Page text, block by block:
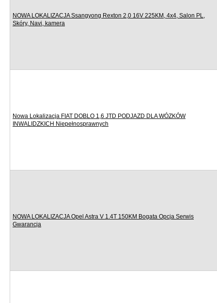
NOWA LOKALIZACJA Ssangyong Rexton 2,0 16V 225KM, 4x4, Salon PL,
Skóry, Navi, kamera
Nowa Lokalizacja FIAT DOBLO 1,6 JTD PODJAZD DLA WÓZKÓW
INWALIDZKICH Niepełnosprawnych
NOWA LOKALIZACJA Opel Astra V 1.4T 150KM Bogata Opcja Serwis
Gwarancja